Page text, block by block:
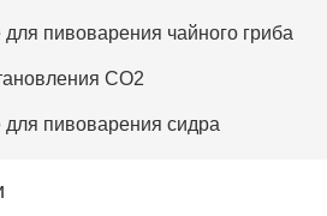
пивоварения чайного гриба
CO2
пивоварения сидра